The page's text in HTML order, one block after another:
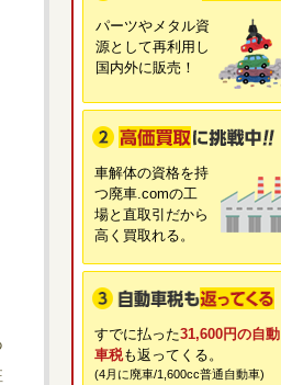
パーツやメタル資
源として再利用し
国内外に販売！
車解体の資格を持
つ廃車.comの工
場と直取引だから
高く買取れる。
すでに払った31,600円の自動
車税も返ってくる。
(4月に廃車/1,600cc普通自動車)